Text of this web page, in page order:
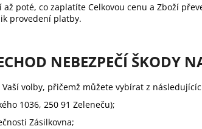
až poté, co zaplatíte Celkovou cenu a Zboží
provedení platby.
NEBEZPEČÍ ŠKODY
volby, přičemž můžete vybírat z
1036, 250 91 Zeleneču);
Zásilkovna;